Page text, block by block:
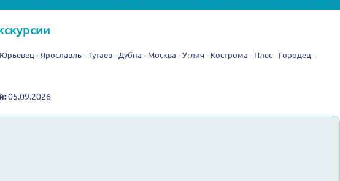
- Ярославль - Тутаев - Дубна - Москва - Углич - Кострома - Плес - Городец -
05.09.2026